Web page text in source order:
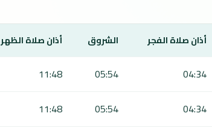
أذان صلاة الفجر الشروق أذان صلاة الظهر
04:34
05:54
11:48
04:34
05:54
11:48